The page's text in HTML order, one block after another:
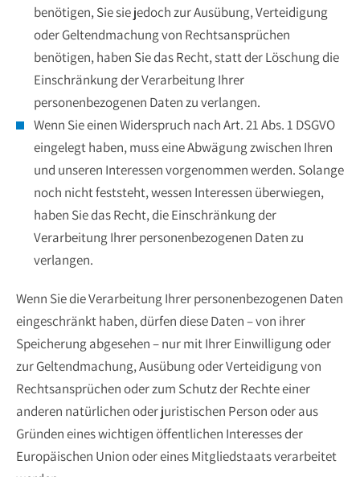
benötigen, Sie sie jedoch zur Ausübung, Verteidigung
oder Geltendmachung von Rechtsansprüchen
benötigen, haben Sie das Recht, statt der Löschung die
Einschränkung der Verarbeitung Ihrer
personenbezogenen Daten zu verlangen.
Wenn Sie einen Widerspruch nach Art. 21 Abs. 1 DSGVO
eingelegt haben, muss eine Abwägung zwischen Ihren
und unseren Interessen vorgenommen werden. Solange
noch nicht feststeht, wessen Interessen überwiegen,
haben Sie das Recht, die Einschränkung der
Verarbeitung Ihrer personenbezogenen Daten zu
verlangen.
Wenn Sie die Verarbeitung Ihrer personenbezogenen Daten
eingeschränkt haben, dürfen diese Daten – von ihrer
Speicherung abgesehen – nur mit Ihrer Einwilligung oder
zur Geltendmachung, Ausübung oder Verteidigung von
Rechtsansprüchen oder zum Schutz der Rechte einer
anderen natürlichen oder juristischen Person oder aus
Gründen eines wichtigen öffentlichen Interesses der
Europäischen Union oder eines Mitgliedstaats verarbeitet